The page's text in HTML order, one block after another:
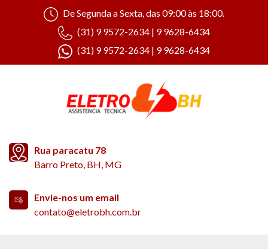
De Segunda a Sexta, das 09:00 às 18:00.
(31) 9 9572-2634 | 9 9628-6434
(31) 9 9572-2634 | 9 9628-6434
Rua paracatu 78
Barro Preto, BH, MG
Envie-nos um email
contato@eletrobh.com.br